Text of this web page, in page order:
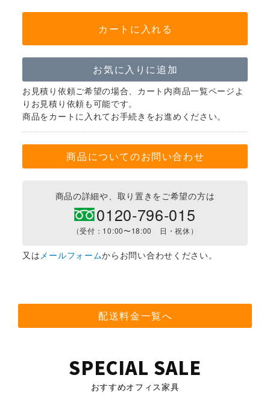
カートに入れる
お気に入りに追加
お見積り依頼ご希望の場合、カート内商品一覧ページよ
りお見積り依頼も可能です。
商品をカートに入れてお手続きをお進めください。
商品についてのお問い合わせ
商品の詳細や、取り置きをご希望の方は
0120-796-015
（受付：10:00〜18:00 日・祝休）
又は メールフォームからお問い合わせください。
配送料金一覧へ
SPECIAL SALE
おすすめオフィス家具